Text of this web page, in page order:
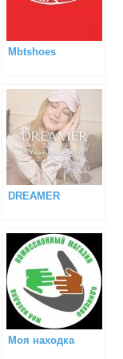
Mbtshoes
DREAMER
Моя находка